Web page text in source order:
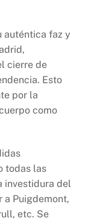
auténtica faz y
cierre de
Esto
por la
como
todas las
investidura del
a Puigdemont,
etc. Se